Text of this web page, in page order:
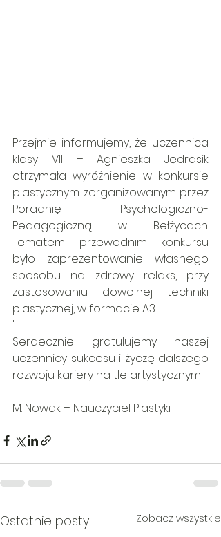
Przejmie informujemy, że uczennica
klasy VII – Agnieszka Jędrasik
otrzymała wyróżnienie w konkursie
plastycznym zorganizowanym przez
Poradnię Psychologiczno-
Pedagogiczną w Bełżycach.
Tematem przewodnim konkursu
było zaprezentowanie własnego
sposobu na zdrowy relaks, przy
zastosowaniu dowolnej techniki
plastycznej, w formacie A3.
'
Serdecznie gratulujemy naszej
uczennicy sukcesu i życzę dalszego
rozwoju kariery na tle artystycznym
M. Nowak – Nauczyciel Plastyki
Ostatnie posty Zobacz wszystkie